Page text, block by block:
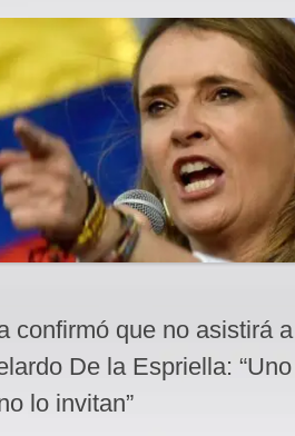
confirmó que no asistirá
De la Espriella:
lo invitan”